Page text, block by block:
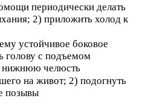
периодически делать
2) приложить холод к
устойчивое боковое
голову с подъемом
нижнюю челюсть
на живот; 2) подогнуть
позывы